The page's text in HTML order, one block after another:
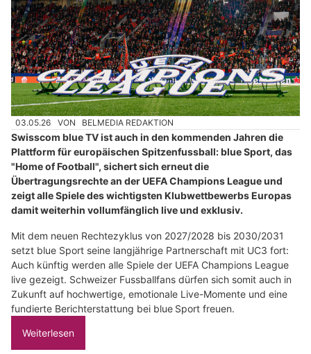
03.05.26 VON BELMEDIA REDAKTION
Swisscom blue TV ist auch in den kommenden Jahren die
Plattform für europäischen Spitzenfussball: blue Sport, das
"Home of Football", sichert sich erneut die
Übertragungsrechte an der UEFA Champions League und
zeigt alle Spiele des wichtigsten Klubwettbewerbs Europas
damit weiterhin vollumfänglich live und exklusiv.
Mit dem neuen Rechtezyklus von 2027/2028 bis 2030/2031
setzt blue Sport seine langjährige Partnerschaft mit UC3 fort:
Auch künftig werden alle Spiele der UEFA Champions League
live gezeigt. Schweizer Fussballfans dürfen sich somit auch in
Zukunft auf hochwertige, emotionale Live-Momente und eine
fundierte Berichterstattung bei blue Sport freuen.
Weiterlesen